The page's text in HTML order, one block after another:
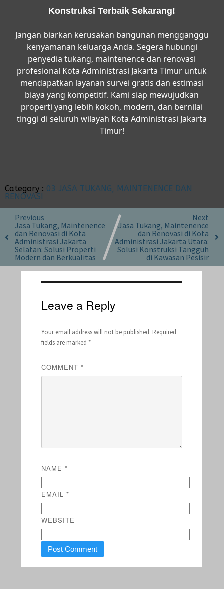
Konstruksi Terbaik Sekarang!
Jangan biarkan kerusakan bangunan mengganggu
kenyamanan keluarga Anda. Segera hubungi
penyedia tukang, maintenence dan renovasi
profesional Kota Administrasi Jakarta Timur untuk
mendapatkan layanan survei gratis dan estimasi
biaya yang kompetitif. Kami siap mewujudkan
properti yang lebih kokoh, modern, dan bernilai
tinggi di seluruh wilayah Kota Administrasi Jakarta
Timur!
Category : 03 JASA TUKANG, MAINTENENCE DAN
RENOVASI
Previous
Jasa Tukang, Maintenence
dan Renovasi di Kota
Administrasi Jakarta
Selatan: Solusi Properti
Modern dan Berkualitas
Next
Jasa Tukang, Maintenence
dan Renovasi di Kota
Administrasi Jakarta Utara:
Solusi Konstruksi Tangguh
di Kawasan Pesisir
Leave a Reply
Your email address will not be published. Required
fields are marked *
COMMENT *
NAME *
EMAIL *
WEBSITE